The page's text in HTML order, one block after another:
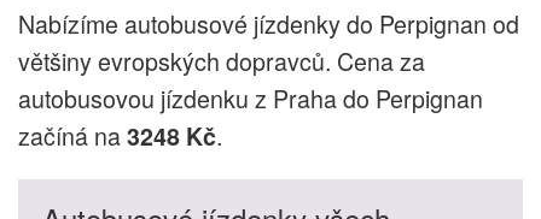
Nabízíme autobusové jízdenky do Perpignan od
většiny evropských dopravců. Cena za
autobusovou jízdenku z Praha do Perpignan
začíná na3248 Kč.